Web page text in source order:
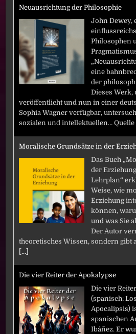
Neuausrichtung der Philosophie
John Dewey,
Philosophen
eine
der
Dieses Werk,
veröffentlicht und nun in einer
Sophia Wagner verfügbar,
sozialen und intellektuellen… Quelle
Moralische Grundsätze in der
Das Buch
der
Lehrplan“
Weise, wie
Erziehung
können,
und was Sie
Der Autor
theoretisches Wissen, sondern gibt
[...]
Die vier Reiter der Apokalypse
Die vier
(spanisch:
Apocalipsis)
spanischen
Ibáñez. Er